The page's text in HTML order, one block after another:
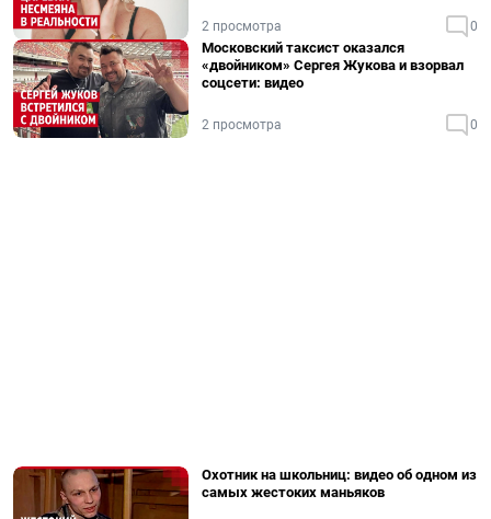
2 просмотра 0
Московский таксист оказался
«двойником» Сергея Жукова и взорвал
соцсети: видео
2 просмотра 0
Охотник на школьниц: видео об одном из
самых жестоких маньяков